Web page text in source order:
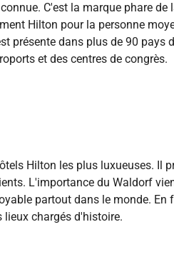
C'est la marque phare
Hilton pour la personne
présente dans plus de 90 pays
et des centres de congrès.
Hilton les plus luxueuses. Il
L'importance du Waldorf
partout dans le monde.
lieux chargés d'histoire.